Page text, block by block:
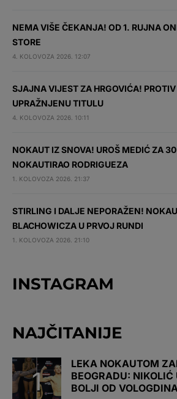
NEMA VIŠE ČEKANJA! OD 1. RUJNA
STORE
4. KOLOVOZA 2026. 12:07
SJAJNA VIJEST ZA HRGOVIĆA!
UPRAŽNJENU TITULU
4. KOLOVOZA 2026. 10:11
NOKAUT IZ SNOVA! UROŠ MEDIĆ ZA
NOKAUTIRAO RODRIGUEZA
1. KOLOVOZA 2026. 21:37
STIRLING I DALJE NEPORAŽEN!
BLACHOWICZA U PRVOJ RUNDI
1. KOLOVOZA 2026. 21:10
INSTAGRAM
NAJČITANIJE
LEKA NOKAUTOM
BEOGRADU: NIKOLIĆ
BOLJI OD